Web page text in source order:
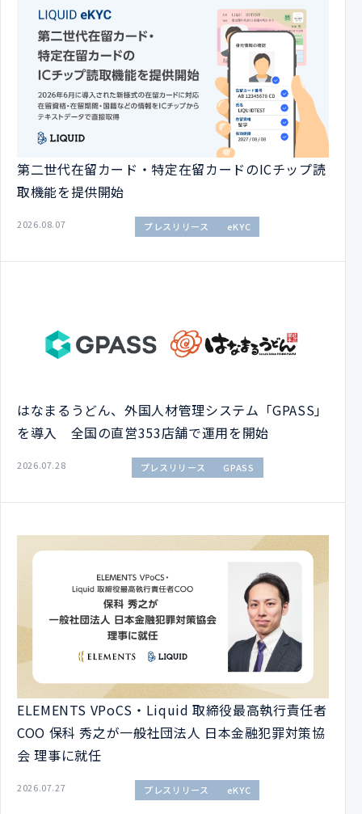
第二世代在留カード・特定在留カードのICチップ読
取機能を提供開始
2026.08.07 プレスリリース eKYC
はなまるうどん、外国人材管理システム「GPASS」
を導入 全国の直営353店舗で運用を開始
2026.07.28 プレスリリース GPASS
ELEMENTS VPoCS・Liquid 取締役最高執行責任者
COO 保科 秀之が一般社団法人 日本金融犯罪対策協
会 理事に就任
2026.07.27 プレスリリース eKYC